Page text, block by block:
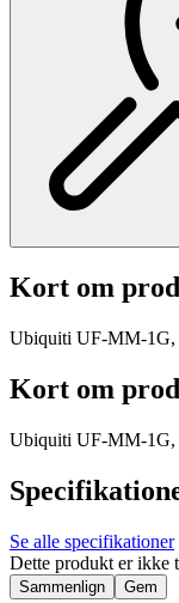
Kort om
Ubiquiti UF-MM-1G,
Kort om
Ubiquiti UF-MM-1G,
Se alle specifikationer
Dette produkt er ikke
Sammenlign Gem